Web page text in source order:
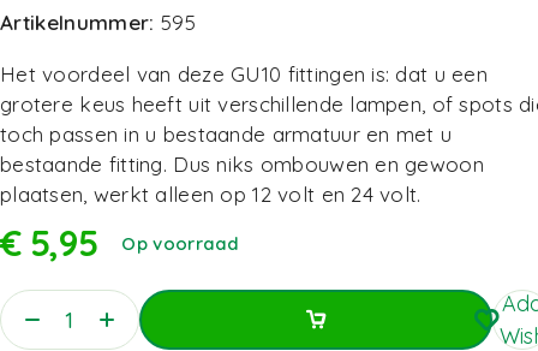
Artikelnummer:595
Het voordeel van deze GU10 fittingen is: dat u een
grotere keus heeft uit verschillende lampen, of spots
toch passen in u bestaande armatuur en met u
bestaande fitting. Dus niks ombouwen en gewoon
plaatsen, werkt alleen op 12 volt en 24 volt.
€5,95 Op voorraad